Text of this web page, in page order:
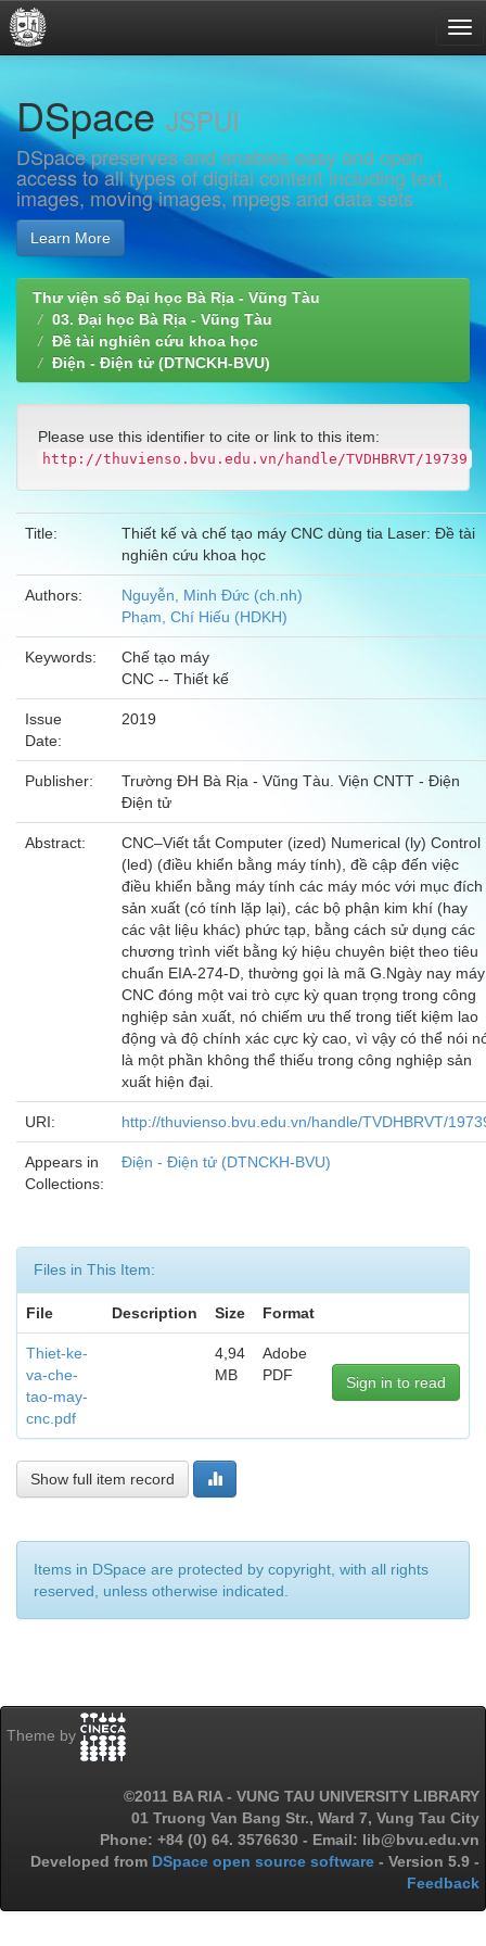
navigation
DSpaceJSPUI
DSpace preserves and enables easy and open
access to all types of digital content including text,
images, moving images, mpegs and data sets
Learn More
Thư viện số Đại học Bà Rịa - Vũng Tàu
03. Đại học Bà Rịa - Vũng Tàu
Đề tài nghiên cứu khoa học
Điện - Điện tử (DTNCKH-BVU)
Please use this identifier to cite or link to this item:
http://thuvienso.bvu.edu.vn/handle/TVDHBRVT/19739
Title:
Thiết kế và chế tạo máy CNC dùng tia Laser: Đề tài
nghiên cứu khoa học
Authors:
Nguyễn, Minh Đức (ch.nh)
Phạm, Chí Hiếu (HDKH)
Keywords:
Chế tạo máy
CNC -- Thiết kế
Issue
Date:
2019
Publisher:
Trường ĐH Bà Rịa - Vũng Tàu. Viện CNTT - Điện
Điện tử
Abstract:
CNC–Viết tắt Computer (ized) Numerical (ly) Control
(led) (điều khiển bằng máy tính), đề cập đến việc
điều khiển bằng máy tính các máy móc với mục đích
sản xuất (có tính lặp lại), các bộ phận kim khí (hay
các vật liệu khác) phức tạp, bằng cách sử dụng các
chương trình viết bằng ký hiệu chuyên biệt theo tiêu
chuẩn EIA-274-D, thường gọi là mã G.Ngày nay máy
CNC đóng một vai trò cực kỳ quan trọng trong công
nghiệp sản xuất, nó chiếm ưu thế trong tiết kiệm lao
động và độ chính xác cực kỳ cao, vì vậy có thể nói
là một phần không thể thiếu trong công nghiệp sản
xuất hiện đại.
URI: http://thuvienso.bvu.edu.vn/handle/TVDHBRVT/
Appears in
Collections:
Điện - Điện tử (DTNCKH-BVU)
Files in This Item:
File Description Size Format
Thiet-ke-
va-che-
tao-may-
cnc.pdf
4,94
MB
Adobe
PDF
Sign in to read
Show full item record
Items in DSpace are protected by copyright, with all rights
reserved, unless otherwise indicated.
Theme by
©2011 BA RIA - VUNG TAU UNIVERSITY LIBRARY
01 Truong Van Bang Str., Ward 7, Vung Tau City
Phone: +84 (0) 64. 3576630 - Email: lib@bvu.edu.vn
Developed from DSpace open source software - Version 5.9 -
Feedback